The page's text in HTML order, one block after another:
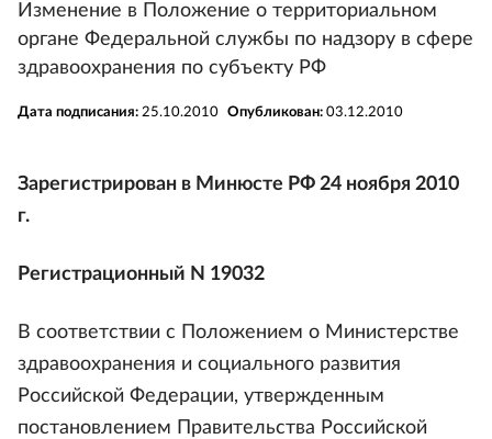
Изменение в Положение о территориальном
органе Федеральной службы по надзору в сфере
здравоохранения по субъекту РФ
Дата подписания: 25.10.2010 Опубликован: 03.12.2010
Зарегистрирован в Минюсте РФ 24 ноября 2010
г.
Регистрационный N 19032
В соответствии с Положением о Министерстве
здравоохранения и социального развития
Российской Федерации, утвержденным
постановлением Правительства Российской